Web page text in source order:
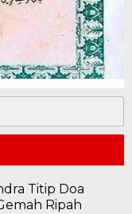
Titip Doa
Ripah